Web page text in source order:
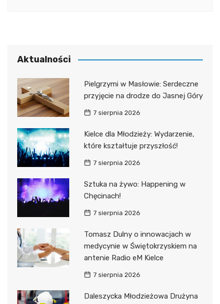
Aktualności
Pielgrzymi w Masłowie: Serdeczne
przyjęcie na drodze do Jasnej Góry
7 sierpnia 2026
Kielce dla Młodzieży: Wydarzenie,
które kształtuje przyszłość!
7 sierpnia 2026
Sztuka na żywo: Happening w
Chęcinach!
7 sierpnia 2026
Tomasz Dulny o innowacjach w
medycynie w Świętokrzyskiem na
antenie Radio eM Kielce
7 sierpnia 2026
Daleszycka Młodzieżowa Drużyna